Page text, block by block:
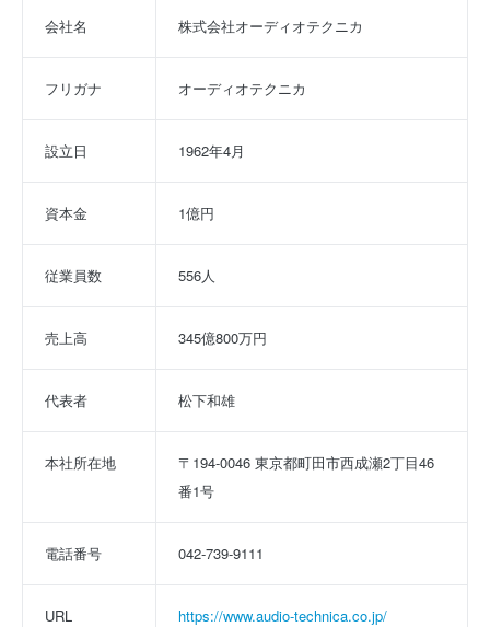
会社名 株式会社オーディオテクニカ
フリガナ オーディオテクニカ
設立日 1962年4月
資本金 1億円
従業員数 556人
売上高 345億800万円
代表者 松下和雄
本社所在地
〒194-0046 東京都町田市西成瀬2丁目46
番1号
電話番号 042-739-9111
URL https://www.audio-technica.co.jp/